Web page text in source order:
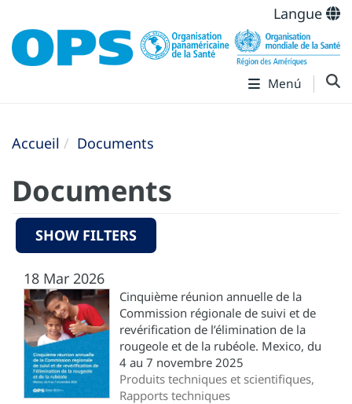
Langue
Menú
Accueil Documents
Documents
SHOW FILTERS
18 Mar 2026
Cinquième réunion annuelle de la
Commission régionale de suivi et de
revérification de l’élimination de la
rougeole et de la rubéole. Mexico, du
4 au 7 novembre 2025
Produits techniques et scientifiques,
Rapports techniques